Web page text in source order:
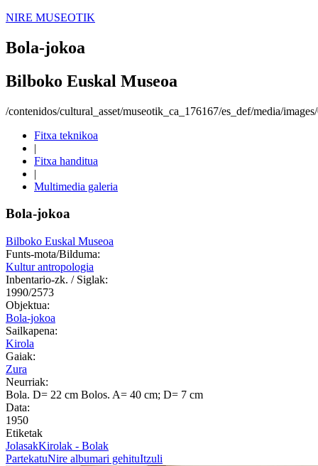
NIRE MUSEOTIK
Bola-jokoa
Bilboko Euskal Museoa
/contenidos/cultural_asset/museotik_ca_176167/es_def/media/
Fitxa teknikoa
|
Fitxa handitua
|
Multimedia galeria
Bola-jokoa
Bilboko Euskal Museoa
Funts-mota/Bilduma:
Kultur antropologia
Inbentario-zk. / Siglak:
1990/2573
Objektua:
Bola-jokoa
Sailkapena:
Kirola
Gaiak:
Zura
Neurriak:
Bola. D= 22 cm Bolos. A= 40 cm; D= 7 cm
Data:
1950
Etiketak
JolasakKirolak - Bolak
PartekatuNire albumari gehituItzuli